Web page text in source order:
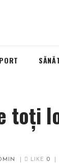
toți
LIKE 0